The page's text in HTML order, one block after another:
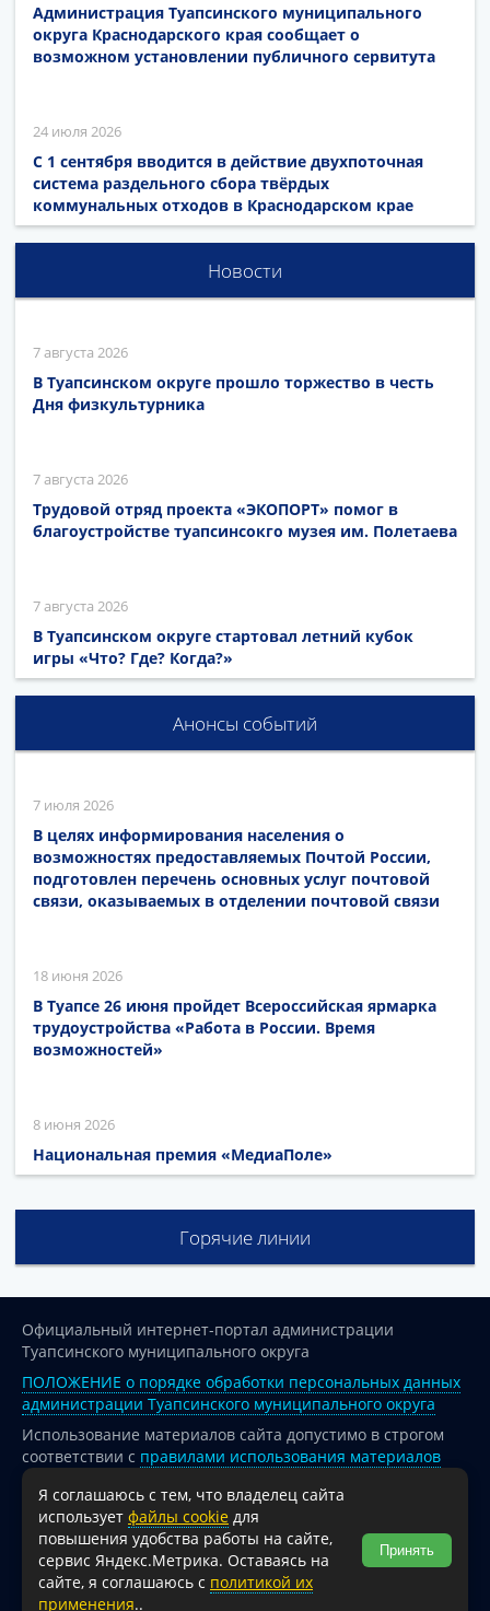
Администрация Туапсинского муниципального
округа Краснодарского края сообщает о
возможном установлении публичного сервитута
24 июля 2026
С 1 сентября вводится в действие двухпоточная
система раздельного сбора твёрдых
коммунальных отходов в Краснодарском крае
Новости
7 августа 2026
В Туапсинском округе прошло торжество в честь
Дня физкультурника
7 августа 2026
Трудовой отряд проекта «ЭКОПОРТ» помог в
благоустройстве туапсинсокго музея им. Полетаева
7 августа 2026
В Туапсинском округе стартовал летний кубок
игры «Что? Где? Когда?»
Анонсы событий
7 июля 2026
В целях информирования населения о
возможностях предоставляемых Почтой России,
подготовлен перечень основных услуг почтовой
связи, оказываемых в отделении почтовой связи
18 июня 2026
В Туапсе 26 июня пройдет Всероссийская ярмарка
трудоустройства «Работа в России. Время
возможностей»
8 июня 2026
Национальная премия «МедиаПоле»
Горячие линии
Официальный интернет-портал администрации
Туапсинского муниципального округа
ПОЛОЖЕНИЕ о порядке обработки персональных данных
администрации Туапсинского муниципального округа
Использование материалов сайта допустимо в строгом
соответствии с правилами использования материалов
опубликованных на сайте
При перепечатке и использовании информации ссылка
на источник обязательна.
Для сайтов и страниц сети Интернет обязательна
активная гиперссылка на официальный интернет-портал
администрации Туапсинского муниципального округа.
Я соглашаюсь с тем, что владелец сайта
использует файлы cookie для
повышения удобства работы на сайте,
сервис Яндекс.Метрика. Оставаясь на
сайте, я соглашаюсь с политикой их
применения..
Принять